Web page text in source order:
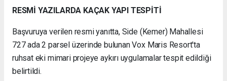
RESMİ YAZILARDA KAÇAK YAPI TESPİTİ
Başvuruya verilen resmi yanıtta, Side (Kemer) Mahallesi
727 ada 2 parsel üzerinde bulunan Vox Maris Resort'ta
ruhsat eki mimari projeye aykırı uygulamalar tespit edildiği
belirtildi.